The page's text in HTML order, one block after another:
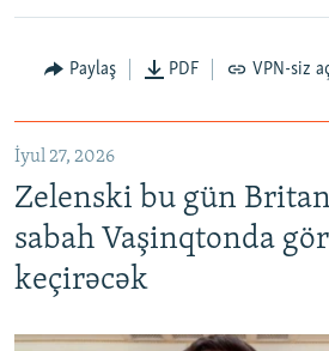
Paylaş PDF VPN-siz
İyul 27, 2026
Zelenski bu gün
sabah Vaşinqtonda
keçirəcək